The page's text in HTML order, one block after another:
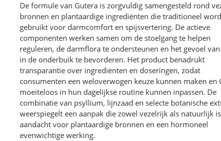
De formule van Gutera is zorgvuldig samengesteld rond
bronnen en plantaardige ingrediënten die traditioneel
gebruikt voor darmcomfort en spijsvertering. De actieve
componenten werken samen om de stoelgang te helpen
reguleren, de darmflora te ondersteunen en het gevoel
in de onderbuik te bevorderen. Het product benadrukt
transparantie over ingrediënten en doseringen, zodat
consumenten een weloverwogen keuze kunnen maken en
moeiteloos in hun dagelijkse routine kunnen inpassen. De
combinatie van psyllium, lijnzaad en selecte botanische
weerspiegelt een aanpak die zowel vezelrijk als natuurlijk
aandacht voor plantaardige bronnen en een hormoneel
evenwichtige werking.